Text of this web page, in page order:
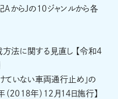
AからJの10ジャンルから各
法に関する見直し 【令和4
ていない車両通行止め」の
2018年）12月14日施行】